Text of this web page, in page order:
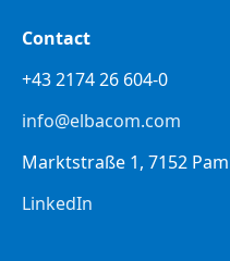
Contact
+43 2174 26 604-0
info@elbacom.com
Marktstraße 1, 7152
LinkedIn